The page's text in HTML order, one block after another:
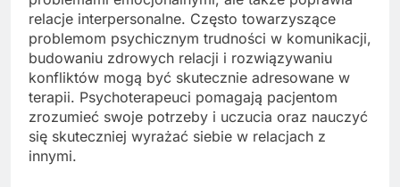
relacje interpersonalne. Często towarzyszące
problemom psychicznym trudności w komunikacji,
budowaniu zdrowych relacji i rozwiązywaniu
konfliktów mogą być skutecznie adresowane w
terapii. Psychoterapeuci pomagają pacjentom
zrozumieć swoje potrzeby i uczucia oraz nauczyć
się skuteczniej wyrażać siebie w relacjach z
innymi.